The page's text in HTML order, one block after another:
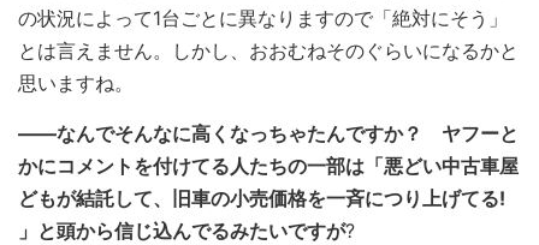
の状況によって1台ごとに異なりますので「絶対にそう」
とは言えません。しかし、おおむねそのぐらいになるかと
思いますね。
――なんでそんなに高くなっちゃたんですか？ ヤフーと
かにコメントを付けてる人たちの一部は「悪どい中古車屋
どもが結託して、旧車の小売価格を一斉につり上げてる!
」と頭から信じ込んでるみたいですが?